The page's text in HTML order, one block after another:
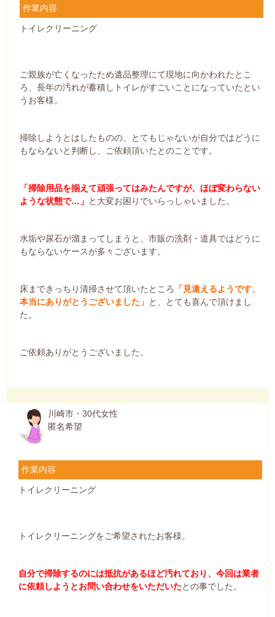
作業内容
トイレクリーニング
ご親族が亡くなったため遺品整理にて現地に向かわれたとこ
ろ、長年の汚れが蓄積しトイレがすごいことになっていたとい
うお客様。
掃除しようとはしたものの、とてもじゃないが自分ではどうに
もならないと判断し、ご依頼頂いたとのことです。
「掃除用品を揃えて頑張ってはみたんですが、ほぼ変わらない
ような状態で…」 と大変お困りでいらっしゃいました。
水垢や尿石が溜まってしまうと、市販の洗剤・道具ではどうに
もならないケースが多々ございます。
床まできっちり清掃させて頂いたところ 「見違えるようです、
本当にありがとうございました」 と、とても喜んで頂けまし
た。
ご依頼ありがとうございました。
川崎市・30代女性
匿名希望
作業内容
トイレクリーニング
トイレクリーニングをご希望されたお客様。
自分で掃除するのには抵抗があるほど汚れており、今回は業者
に依頼しようとお問い合わせをいただいたとの事でした。